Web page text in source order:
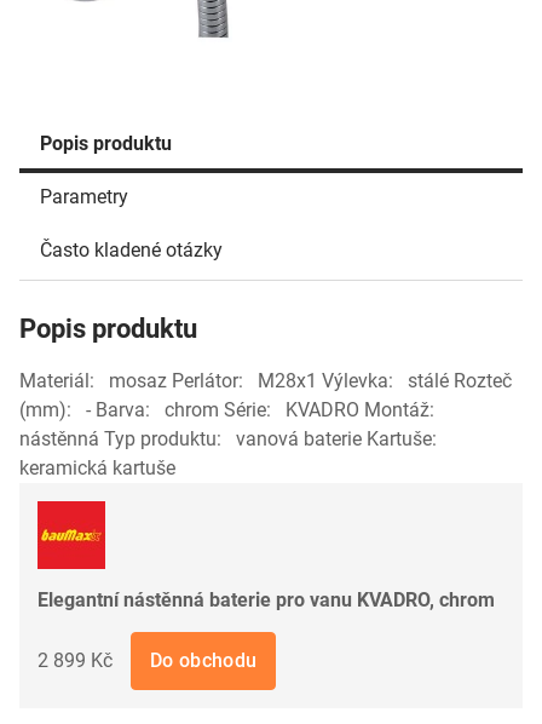
Popis produktu
Parametry
Často kladené otázky
Popis produktu
Materiál: mosaz Perlátor: M28x1 Výlevka: stálé Rozteč
(mm): - Barva: chrom Série: KVADRO Montáž:
nástěnná Typ produktu: vanová baterie Kartuše:
keramická kartuše
Elegantní nástěnná baterie pro vanu KVADRO, chrom
2 899 Kč Do obchodu